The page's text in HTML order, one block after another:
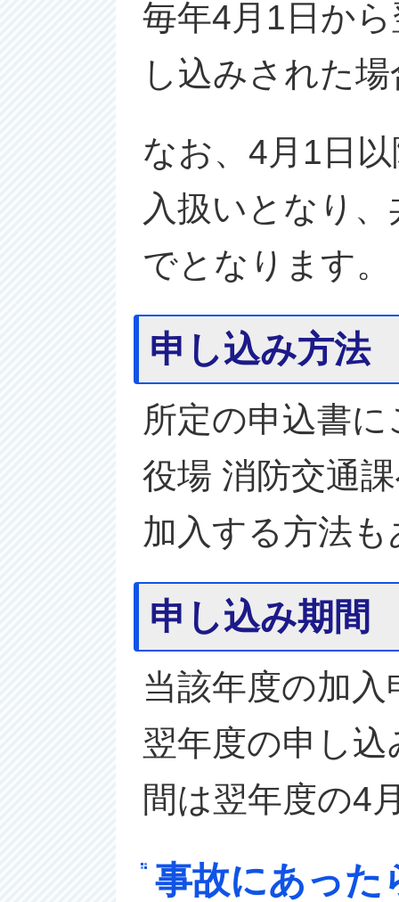
毎年4月1日か
し込みされた
なお、4月1日
入扱いとなり
でとなります。
申し込み方法
所定の申込書
役場 消防交通
加入する方法
申し込み期間
当該年度の加
翌年度の申し
間は翌年度の4
事故にあった